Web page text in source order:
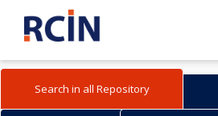
Search in all Repository